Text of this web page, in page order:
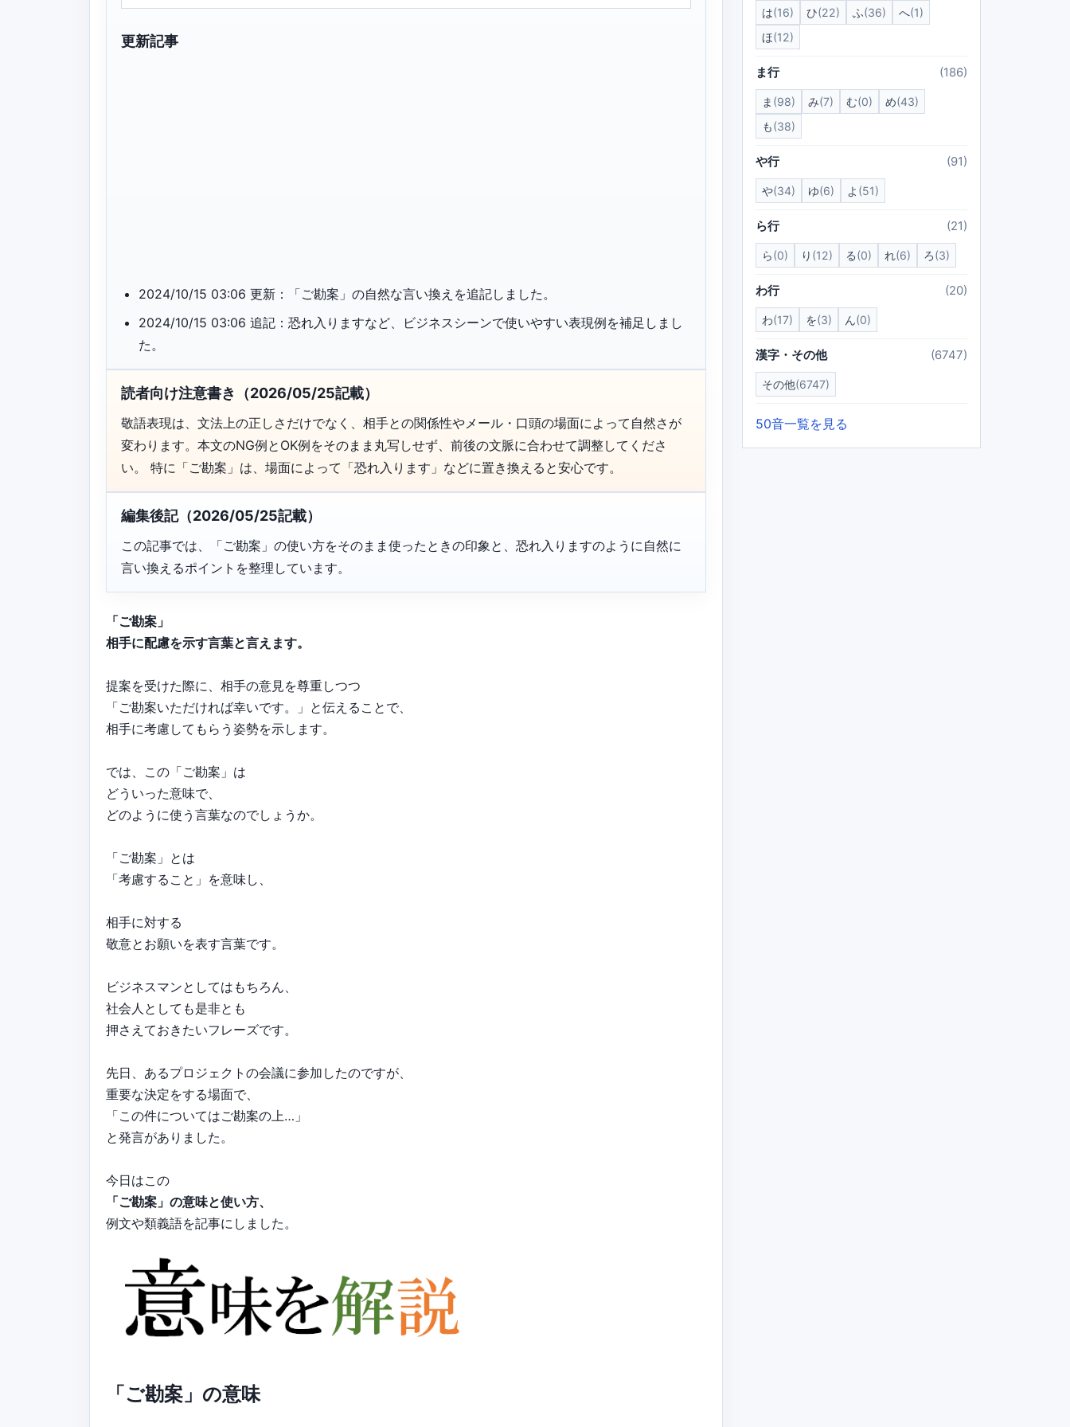
更新記事
2024/10/15 03:06 更新：「ご勘案」の自然な言い換えを追記しました。
2024/10/15 03:06 追記：恐れ入りますなど、ビジネスシーンで使いやすい表現例を補足しまし
た。
読者向け注意書き（2026/05/25記載）
敬語表現は、文法上の正しさだけでなく、相手との関係性やメール・口頭の場面によって自然さが
変わります。本文のNG例とOK例をそのまま丸写しせず、前後の文脈に合わせて調整してくださ
い。 特に「ご勘案」は、場面によって「恐れ入ります」などに置き換えると安心です。
編集後記（2026/05/25記載）
この記事では、「ご勘案」の使い方をそのまま使ったときの印象と、恐れ入りますのように自然に
言い換えるポイントを整理しています。
「ご勘案」
相手に配慮を示す言葉と言えます。
提案を受けた際に、相手の意見を尊重しつつ
「ご勘案いただければ幸いです。」と伝えることで、
相手に考慮してもらう姿勢を示します。
では、この「ご勘案」は
どういった意味で、
どのように使う言葉なのでしょうか。
「ご勘案」とは
「考慮すること」を意味し、
相手に対する
敬意とお願いを表す言葉です。
ビジネスマンとしてはもちろん、
社会人としても是非とも
押さえておきたいフレーズです。
先日、あるプロジェクトの会議に参加したのですが、
重要な決定をする場面で、
「この件についてはご勘案の上…」
と発言がありました。
今日はこの
「ご勘案」の意味と使い方、
例文や類義語を記事にしました。
「ご勘案」の意味
は(16) ひ(22) ふ(36) へ(1)
ほ(12)
ま行 (186)
ま (98) み(7) む(0) め(43)
も(38)
や行 (91)
や(34) ゆ(6) よ (51)
ら行 (21)
ら(0) り (12) る(0) れ(6) ろ(3)
わ行 (20)
わ(17) を(3) ん(0)
漢字・その他 (6747)
その他(6747)
50音一覧を見る